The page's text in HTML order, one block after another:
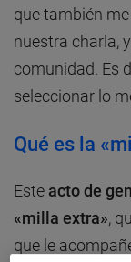
que también
nuestra charla,
comunidad. Es
seleccionar lo
Qué es la
Este acto de
«milla extra»,
que le